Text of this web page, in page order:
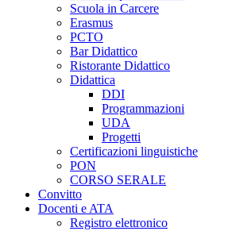
Scuola in Carcere
Erasmus
PCTO
Bar Didattico
Ristorante Didattico
Didattica
DDI
Programmazioni
UDA
Progetti
Certificazioni linguistiche
PON
CORSO SERALE
Convitto
Docenti e ATA
Registro elettronico